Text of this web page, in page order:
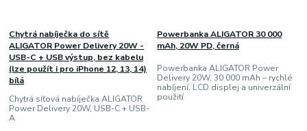
Chytrá nabíječka do sítě
ALIGATOR Power Delivery 20W -
USB-C + USB výstup, bez kabelu
(lze použít i pro iPhone 12, 13, 14)
bílá
Chytrá síťová nabíječka ALIGATOR
Power Delivery 20W, USB-C + USB-
A
Powerbanka ALIGATOR 30 000
mAh, 20W PD, černá
Powerbanka ALIGATOR Power
Delivery 20W, 30 000 mAh – rychlé
nabíjení, LCD displej a univerzální
použití